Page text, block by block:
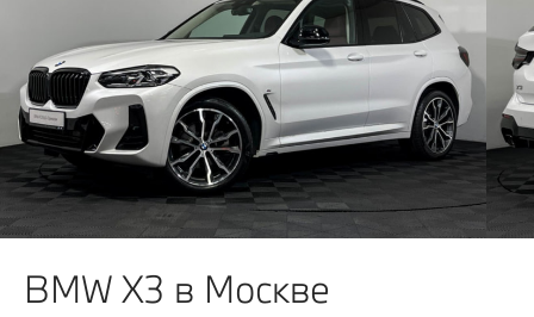
BMW X3 в Москве